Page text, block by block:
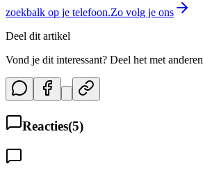
zoekbalk op je telefoon.Zo volg je ons
Deel dit artikel
Vond je dit interessant? Deel het met anderen
Reacties(5)